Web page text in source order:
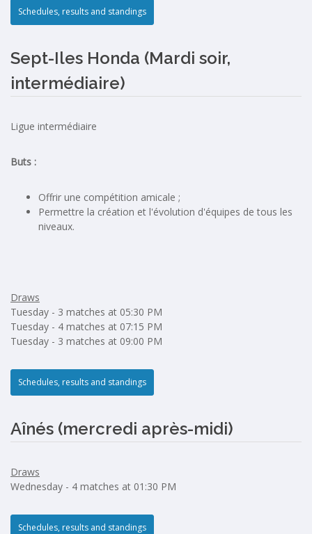
Schedules, results and standings
Sept-Iles Honda (Mardi soir,
intermédiaire)
Ligue intermédiaire
Buts :
Offrir une compétition amicale ;
Permettre la création et l'évolution d'équipes de tous les
niveaux.
Draws
Tuesday - 3 matches at 05:30 PM
Tuesday - 4 matches at 07:15 PM
Tuesday - 3 matches at 09:00 PM
Schedules, results and standings
Aînés (mercredi après-midi)
Draws
Wednesday - 4 matches at 01:30 PM
Schedules, results and standings